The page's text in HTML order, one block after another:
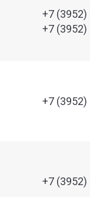
+7
+7
+7 (3952)
+7 (3952)